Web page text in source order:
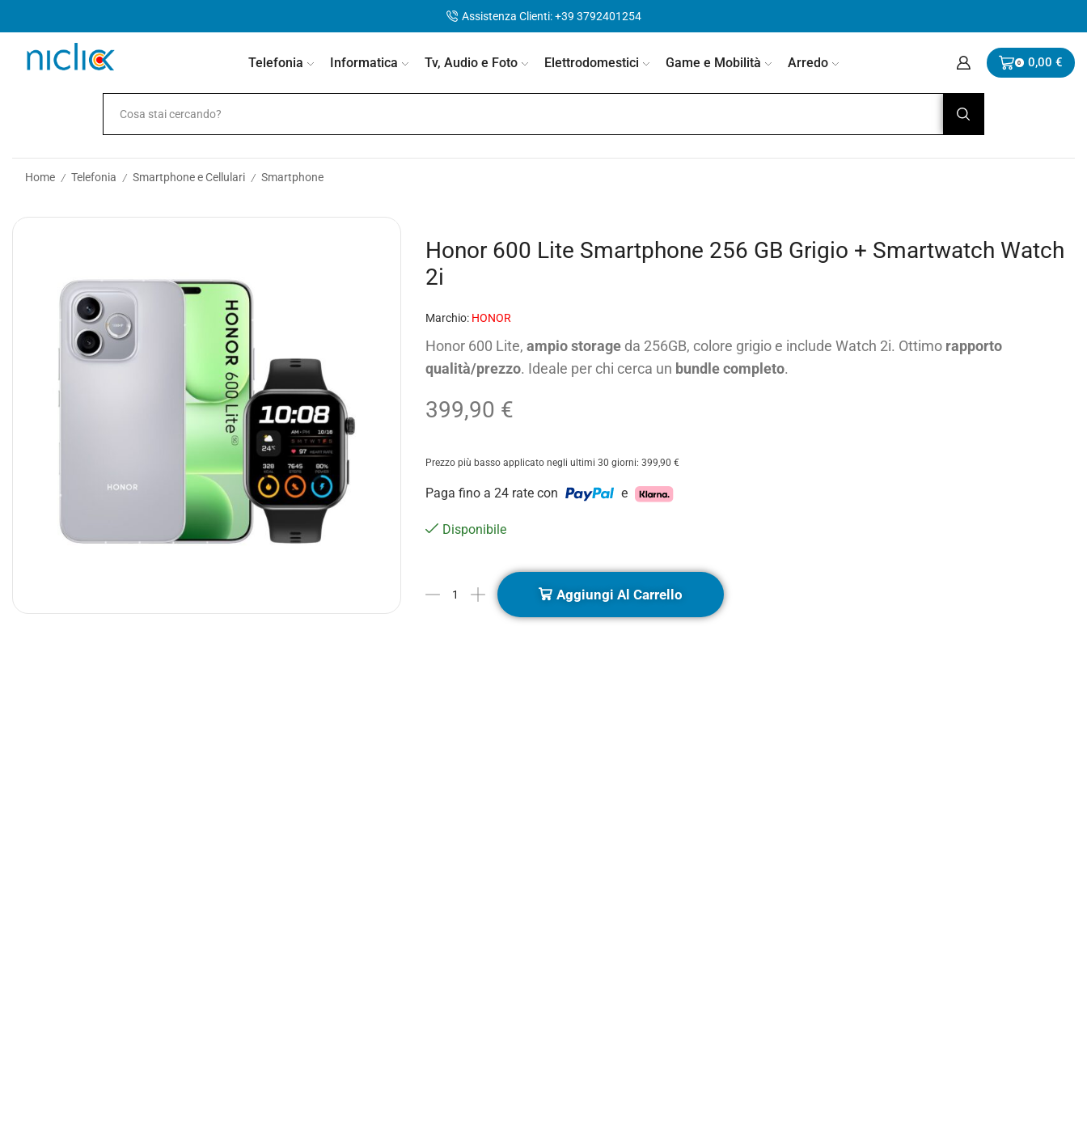
Assistenza Clienti: +39 3792401254
Telefonia Informatica Tv, Audio e Foto Elettrodomestici Game e Mobilità Arredo 0 0,00 €
Home / Telefonia / Smartphone e Cellulari / Smartphone
Honor 600 Lite Smartphone 256 GB Grigio + Smartwatch Watch
2i
Marchio: HONOR
Honor 600 Lite, ampio storageda 256GB, colore grigio e include Watch 2i. Ottimo rapporto
qualità/prezzo. Ideale per chi cerca un bundle completo.
399,90 €
Prezzo più basso applicato negli ultimi 30 giorni: 399,90 €
Paga fino a 24 rate con e
Disponibile
Aggiungi Al Carrello